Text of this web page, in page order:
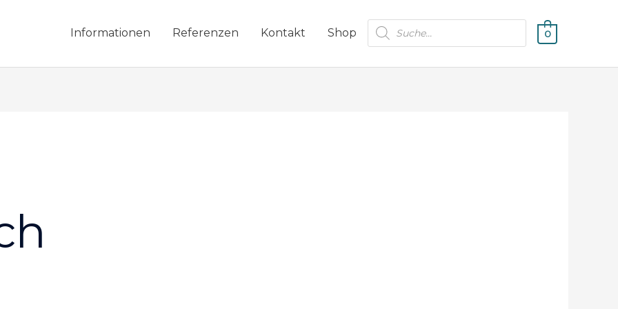
Informationen Referenzen Kontakt Shop
Products
search
0